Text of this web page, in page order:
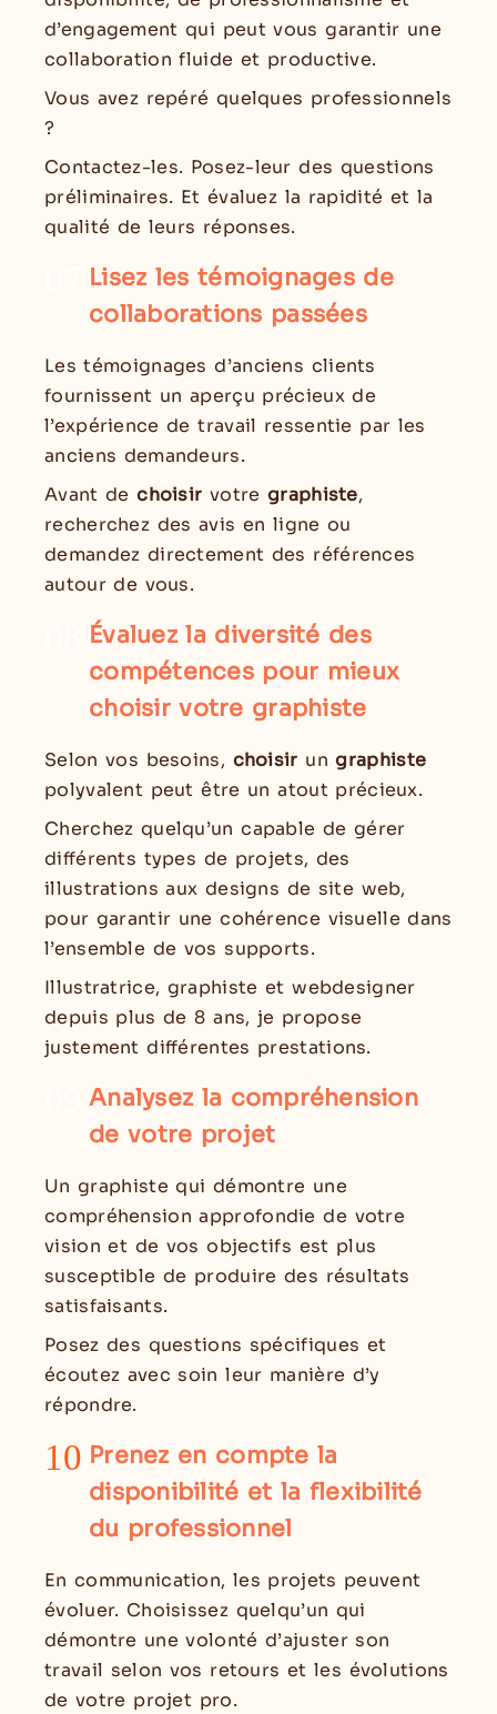
d’engagement qui peut vous garantir une
collaboration fluide et productive.
Vous avez repéré quelques professionnels
?
Contactez-les. Posez-leur des questions
préliminaires. Et évaluez la rapidité et la
qualité de leurs réponses.
Lisez les témoignages de
collaborations passées
Les témoignages d’anciens clients
fournissent un aperçu précieux de
l’expérience de travail ressentie par les
anciens demandeurs.
Avant dechoisir votregraphiste,
recherchez des avis en ligne ou
demandez directement des références
autour de vous.
Évaluez la diversité des
compétences pour mieux
choisir votre graphiste
Selon vos besoins, choisir ungraphiste
polyvalent peut être un atout précieux.
Cherchez quelqu’un capable de gérer
différents types de projets, des
illustrations aux designs de site web,
pour garantir une cohérence visuelle dans
l’ensemble de vos supports.
Illustratrice, graphiste et webdesigner
depuis plus de 8 ans, je propose
justement différentes prestations.
Analysez la compréhension
de votre projet
Un graphiste qui démontre une
compréhension approfondie de votre
vision et de vos objectifs est plus
susceptible de produire des résultats
satisfaisants.
Posez des questions spécifiques et
écoutez avec soin leur manière d’y
répondre.
10 Prenez en compte la
disponibilité et la flexibilité
du professionnel
En communication, les projets peuvent
évoluer. Choisissez quelqu’un qui
démontre une volonté d’ajuster son
travail selon vos retours et les évolutions
de votre projet pro.